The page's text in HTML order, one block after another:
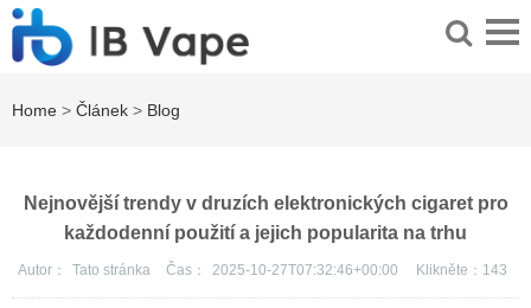
Home > Článek > Blog
Nejnovější trendy v druzích elektronických cigaret pro
každodenní použití a jejich popularita na trhu
Autor： Tato stránka Čas： 2025-10-27T07:32:46+00:00 Klikněte： 143